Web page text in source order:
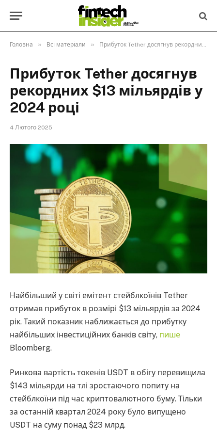
Головна » Всі матеріали » Прибуток Tether досягнув рекордних $13 мільярдів у 2024 році
Прибуток Tether досягнув
рекордних $13 мільярдів у
2024 році
4 Лютого 2025
Найбільший у світі емітент стейблкоїнів Tether
отримав прибуток в розмірі $13 мільярдів за 2024
рік. Такий показник наближається до прибутку
найбільших інвестиційних банків світу, пише
Bloomberg.
Ринкова вартість токенів USDT в обігу перевищила
$143 мільярди на тлі зростаючого попиту на
стейблкоїни під час криптовалютного буму. Тільки
за останній квартал 2024 року було випущено
USDT на суму понад $23 млрд.